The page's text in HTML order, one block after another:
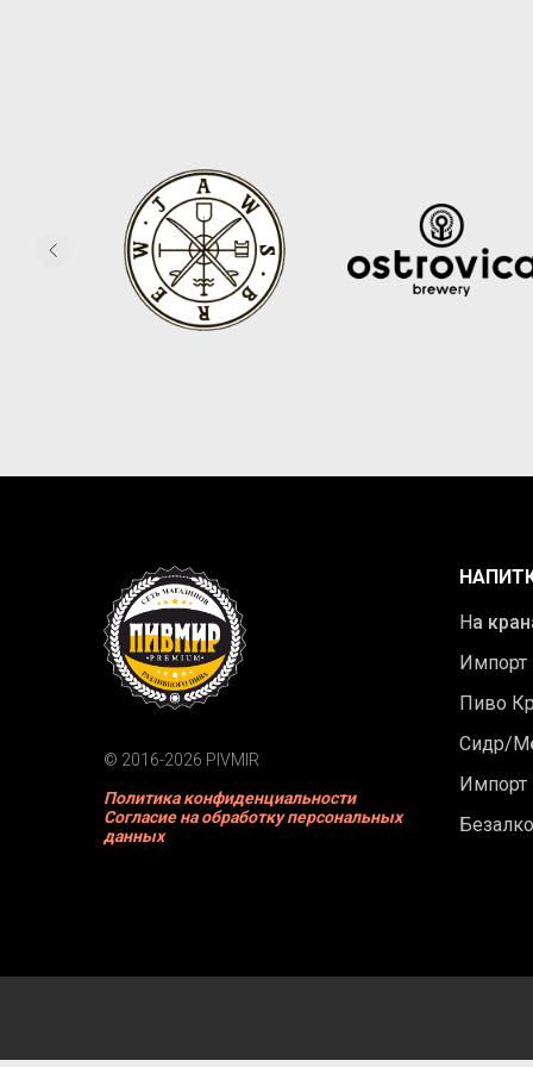
© 2016-2026 PIVMIR
Политика конфиденциальности
Согласие на обработку персональных
данных
На
Импорт
Пиво
Сидр/М
Импорт